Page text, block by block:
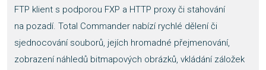
FTP klient s podporou FXP a HTTP proxy či stahování
na pozadí. Total Commander nabízí rychlé dělení či
sjednocování souborů, jejích hromadné přejmenování,
zobrazení náhledů bitmapových obrázků, vkládání záložek